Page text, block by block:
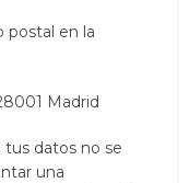
postal en la
Madrid
datos no se
una